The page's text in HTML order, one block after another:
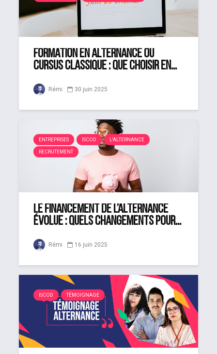
Formation en alternance ou
cursus classique : que choisir en...
Rémi 30 juin 2025
ENTREPRISES ISCOD L'ALTERNANCE
RECRUTEMENT
Le financement de l’alternance
évolue : quels changements pour...
Rémi 16 juin 2025
ISCOD TÉMOIGNAGE